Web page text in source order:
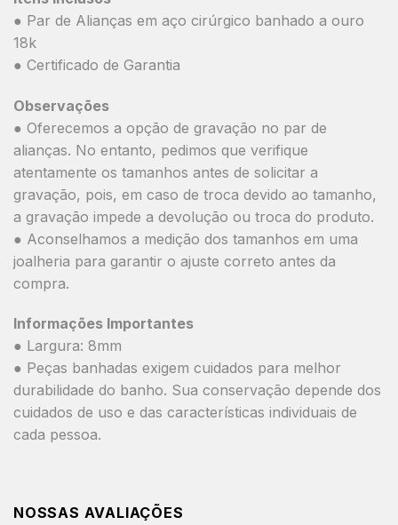
● Par de Alianças em aço cirúrgico banhado a ouro
18k
● Certificado de Garantia
Observações
● Oferecemos a opção de gravação no par de
alianças. No entanto, pedimos que verifique
atentamente os tamanhos antes de solicitar a
gravação, pois, em caso de troca devido ao tamanho,
a gravação impede a devolução ou troca do produto.
● Aconselhamos a medição dos tamanhos em uma
joalheria para garantir o ajuste correto antes da
compra.
Informações Importantes
● Largura: 8mm
● Peças banhadas exigem cuidados para melhor
durabilidade do banho. Sua conservação depende dos
cuidados de uso e das características individuais de
cada pessoa.
NOSSAS AVALIAÇÕES